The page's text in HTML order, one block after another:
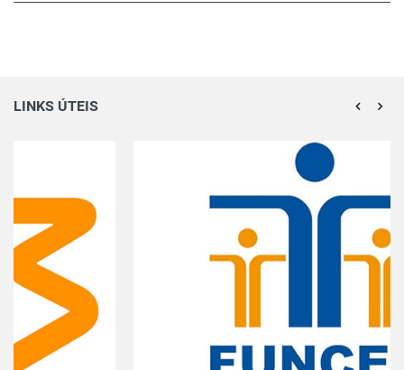
LINKS ÚTEIS